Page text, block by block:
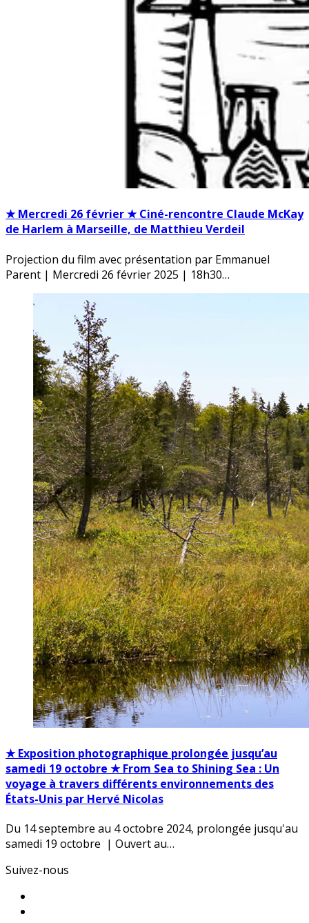
★ Mercredi 26 février ★ Ciné-rencontre Claude McKay
de Harlem à Marseille, de Matthieu Verdeil
Projection du film avec présentation par Emmanuel
Parent | Mercredi 26 février 2025 | 18h30…
★ Exposition photographique prolongée jusqu’au
samedi 19 octobre ★ From Sea to Shining Sea : Un
voyage à travers différents environnements des
États-Unis par Hervé Nicolas
Du 14 septembre au 4 octobre 2024, prolongée jusqu'au
samedi 19 octobre | Ouvert au…
Suivez-nous